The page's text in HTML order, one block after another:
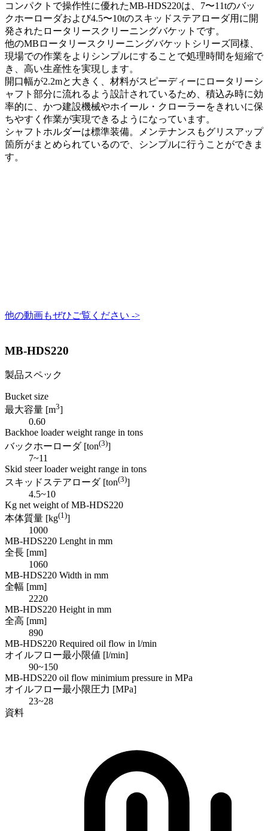
コンパクトで操作性に優れたMB-HDS220は、7〜11tのバッ
クホーローダおよび4.5〜10tのスキッドステアローダ用に開
発されたロータリースクリーニングバケットです。
他のMBロータリースクリーニングバケットシリーズ同様、
現場での作業をよりシンプルにすることで処理時間を短縮で
き、高い生産性を実現します。
開口幅が2.2mと大きく、材料がスピーディーにロータリーシ
ャフト部分に流れるよう設計されているため、積込み時に効
率的に、かつ建設機械やホイール・クローラーをきれいに保
ちやすく作業が実現できるようになっています。
シャフトホルダーは標準装備。メンテナンスもグリスアップ
箇所がまとめられているので、シンプルに行うことができま
す。
他の動画もぜひご覧ください ->
MB-HDS220
製品スペック
Bucket size
最大容量 [m3]
0.60
Backhoe loader weight range in tons
バックホーローダ [ton(3)]
7~11
Skid steer loader weight range in tons
スキッドステアローダ [ton(3)]
4.5~10
Kg net weight of MB-HDS220
本体質量 [kg(1)]
1000
MB-HDS220 Lenght in mm
全長 [mm]
1060
MB-HDS220 Width in mm
全幅 [mm]
2220
MB-HDS220 Height in mm
全高 [mm]
890
MB-HDS220 Required oil flow in l/min
オイルフロー最小限値 [l/min]
90~150
MB-HDS220 oil flow minimium pressure in MPa
オイルフロー最小限圧力 [MPa]
23~28
資料